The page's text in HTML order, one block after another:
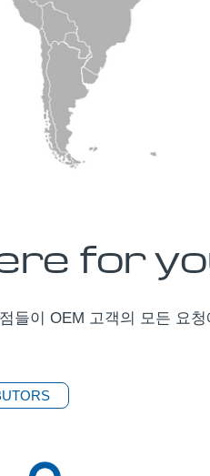
for
들이 OEM 고객의 모든 요